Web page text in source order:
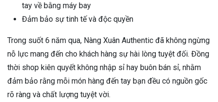
tay về bằng máy bay
Đảm bảo sự tinh tế và độc quyền
Trong suốt 6 năm qua, Nàng Xuân Authentic đã không ngừng
nỗ lực mang đến cho khách hàng sự hài lòng tuyệt đối. Đồng
thời shop kiên quyết không nhập sỉ hay buôn bán sỉ, nhằm
đảm bảo rằng mỗi món hàng đến tay bạn đều có nguồn gốc
rõ ràng và chất lượng tuyệt vời.